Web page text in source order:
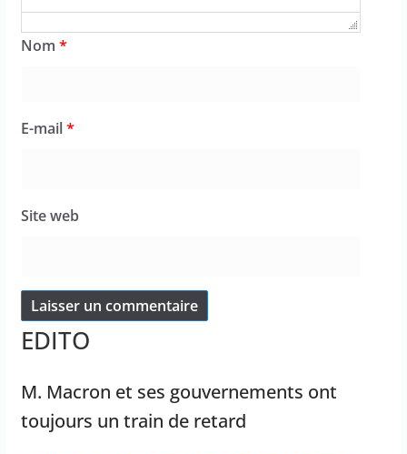
Nom *
E-mail*
Site web
EDITO
M. Macron et ses gouvernements ont
toujours un train de retard